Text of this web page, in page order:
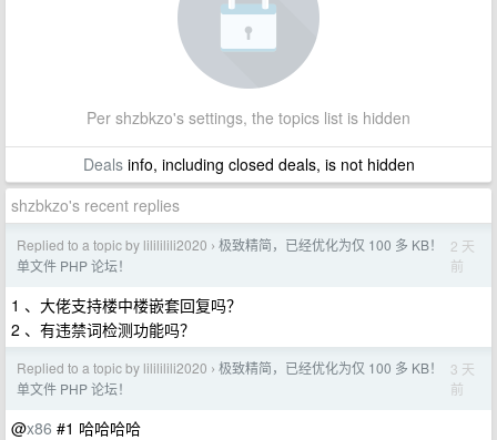
Per shzbkzo's settings, the topics list is hidden
Dealsinfo, including closed deals, is not hidden
shzbkzo's recent replies
Replied to a topic by lilililili2020 › 极致精简，已经优化为仅 100 多 KB！
单文件 PHP 论坛！
2 天
前
1 、大佬支持楼中楼嵌套回复吗？
2 、有违禁词检测功能吗？
Replied to a topic by lilililili2020 › 极致精简，已经优化为仅 100 多 KB！
单文件 PHP 论坛！
3 天
前
@x86 #1 哈哈哈哈